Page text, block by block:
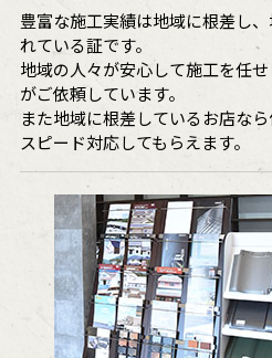
豊富な施工実績は地域に根差し
れている証です。
地域の人々が安心して施工を任
がご依頼しています。
また地域に根差しているお店な
スピード対応してもらえます。